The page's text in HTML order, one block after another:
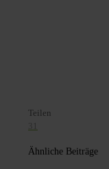
Teilen
Ähnliche Beiträge